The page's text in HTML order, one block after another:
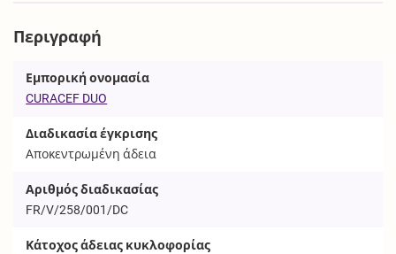
Περιγραφή
Εμπορική ονομασία
CURACEF DUO
Διαδικασία έγκρισης
Αποκεντρωμένη άδεια
Αριθμός διαδικασίας
FR/V/258/001/DC
Κάτοχος άδειας κυκλοφορίας